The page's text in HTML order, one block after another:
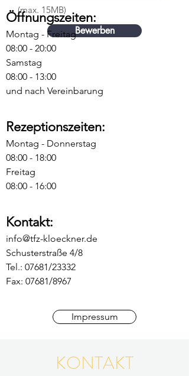
(max. 15MB)
Bewerben
Öffnungszeiten:
Montag - Freitag
08:00 - 20:00
Samstag
08:00 - 13:00
und nach Vereinbarung
Rezeptionszeiten:
Montag - Donnerstag
08:00 - 18:00
Freitag
08:00 - 16:00
Kontakt:
info@tfz-kloeckner.de
Schusterstraße 4/8
Tel.: 07681/23332
Fax: 07681/8967
Impressum
KONTAKT